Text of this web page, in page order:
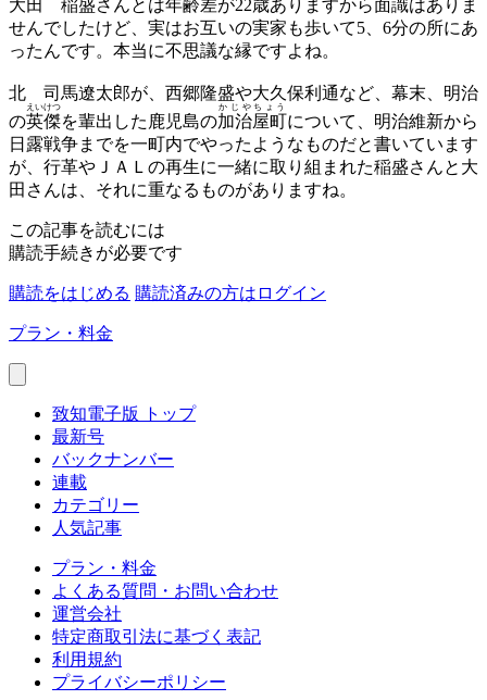
大田
稲盛さんとは年齢差が22歳ありますから面識はありま
せんでしたけど、実はお互いの実家も歩いて5、6分の所にあ
ったんです。本当に不思議な縁ですよね。
北 司馬遼太郎が、西郷隆盛や大久保利通など、幕末、明治
の英傑
えいけつ
を輩出した鹿児島の加治屋町
かじやちょう
について、明治維新から
日露戦争までを一町内でやったようなものだと書いています
が、行革やＪＡＬの再生に一緒に取り組まれた稲盛さんと大
田さんは、それに重なるものがありますね。
この記事を読むには
購読手続きが必要です
購読をはじめる 購読済みの方はログイン
プラン・料金
致知電子版 トップ
最新号
バックナンバー
連載
カテゴリー
人気記事
プラン・料金
よくある質問・お問い合わせ
運営会社
特定商取引法に基づく表記
利用規約
プライバシーポリシー